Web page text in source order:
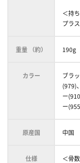
＜持
プラ
重量 （約） 190g
カラー
ブラ
(979)
ー
ー
原産国 中国
仕様
＜骨